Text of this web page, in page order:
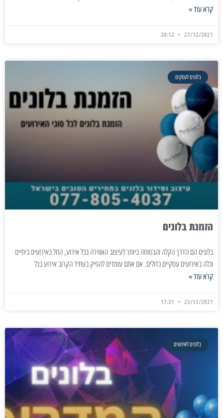
קרא עוד »
27/12/2021
בלונים לעסקים
הזמנת בלונים
בלונים הם הדרך הקלה והבטוחה ביותר לעיצוב האווירה בכל אירוע, החל באירועים ביתיים
וכלה באירועים עסקיים גדולים. אם אתם עומדים להפיק בעתיד הקרוב אירוע בכל
קרא עוד »
23/12/2021
בלונים לאירועים